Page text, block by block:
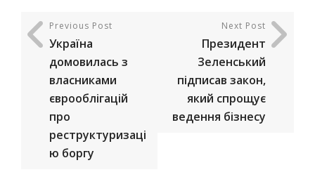
Previous Post
Україна
домовилась з
власниками
єврооблігацій
про
реструктуризаці
ю боргу
Next Post
Президент
Зеленський
підписав закон,
який спрощує
ведення бізнесу